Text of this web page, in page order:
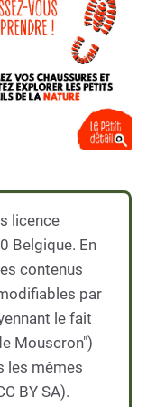
licence
Belgique. En
contenus
par
le fait
Mouscron")
les mêmes
BY SA).